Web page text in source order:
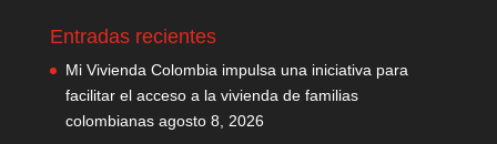
Entradas recientes
Mi Vivienda Colombia impulsa una iniciativa para
facilitar el acceso a la vivienda de familias
colombianas agosto 8, 2026